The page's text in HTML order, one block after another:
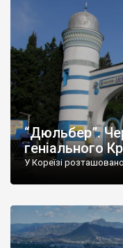
“Дюльбер”.
геніального
У Кореїзі